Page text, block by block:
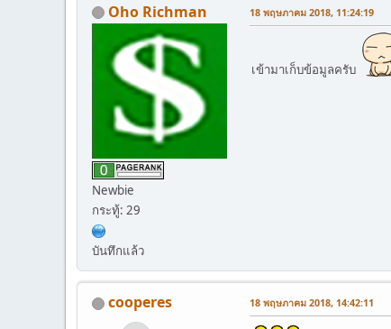
Oho Richman
Newbie
กระทู้: 29
บันทึกแล้ว
18 พฤษภาคม 2018, 11:24:19
เข้ามาเก็บข้อมูลครับ
cooperes 18 พฤษภาคม 2018, 14:42:11